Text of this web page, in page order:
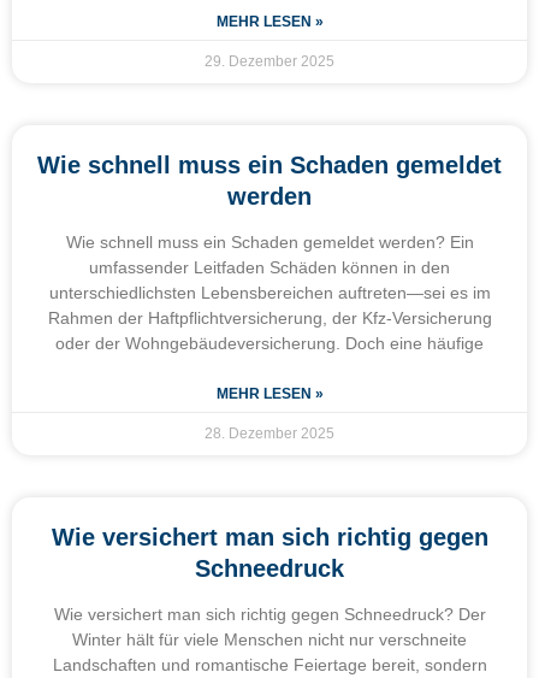
MEHR LESEN »
29. Dezember 2025
Wie schnell muss ein Schaden gemeldet
werden
Wie schnell muss ein Schaden gemeldet werden? Ein
umfassender Leitfaden Schäden können in den
unterschiedlichsten Lebensbereichen auftreten—sei es im
Rahmen der Haftpflichtversicherung, der Kfz-Versicherung
oder der Wohngebäudeversicherung. Doch eine häufige
MEHR LESEN »
28. Dezember 2025
Wie versichert man sich richtig gegen
Schneedruck
Wie versichert man sich richtig gegen Schneedruck? Der
Winter hält für viele Menschen nicht nur verschneite
Landschaften und romantische Feiertage bereit, sondern